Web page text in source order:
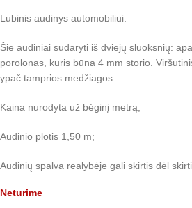
Lubinis audinys automobiliui.
Šie audiniai sudaryti iš dviejų sluoksnių:
porolonas, kuris būna 4 mm storio.
ypač tamprios medžiagos.
Kaina nurodyta už bėginį metrą;
Audinio plotis 1,50 m;
Audinių spalva realybėje gali skirtis dėl
Neturime